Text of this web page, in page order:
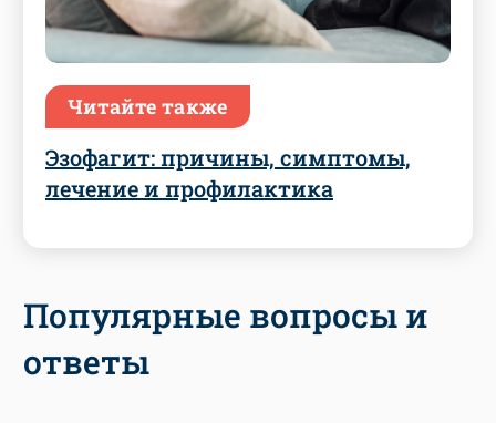
Читайте также
Эзофагит: причины, симптомы,
лечение и профилактика
Популярные вопросы и
ответы